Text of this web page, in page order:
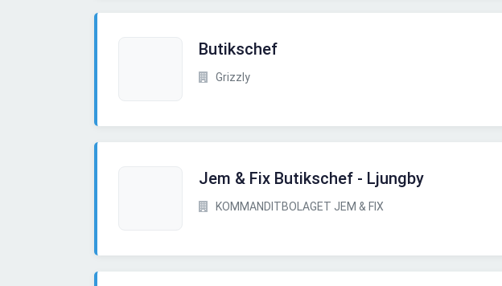
Butikschef
Grizzly
Jem & Fix Butikschef - Ljungby
KOMMANDITBOLAGET JEM & FIX